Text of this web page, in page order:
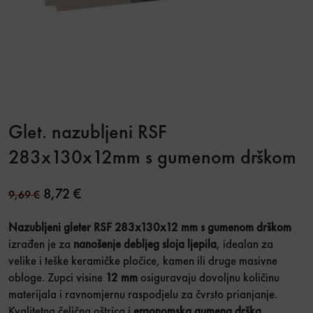
Glet. nazubljeni RSF
283x130x12mm s gumenom drškom
9,69€ Original price was: 9,69 €.
8,72 €Current price is: 8,72 €.
Nazubljeni gleter RSF 283x130x12 mm s gumenom drškom
izrađen je za nanošenje debljeg sloja ljepila, idealan za
velike i teške keramičke pločice, kamen ili druge masivne
obloge. Zupci visine 12 mm osiguravaju dovoljnu količinu
materijala i ravnomjernu raspodjelu za čvrsto prianjanje.